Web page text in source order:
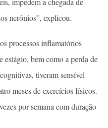
nerônios”, explicou.
processos inflamatórios
estágio, bem como a perda de
tiveram sensível
meses de exercícios físicos.
por semana com duração